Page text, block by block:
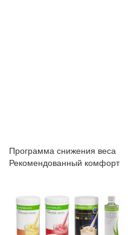
Программа снижения веса
Рекомендованный комфорт